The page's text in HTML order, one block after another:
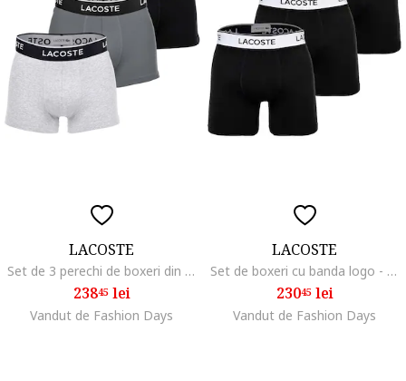
LACOSTE
Set de 3 perechi de boxeri din amestec de bumbac, Negru/Gri
23845lei
Vandut de Fashion Days
LACOSTE
Set de boxeri cu banda logo - 3 perechi, Negru
23045lei
Vandut de Fashion Days